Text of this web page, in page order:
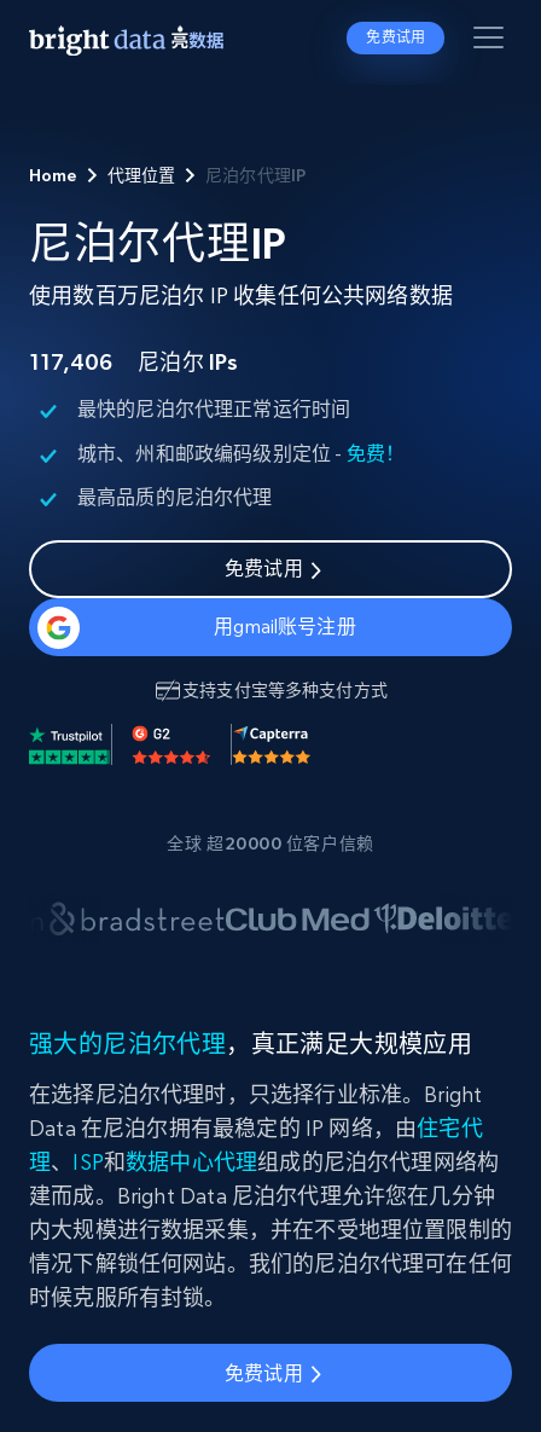
免费试用
Home 代理位置 尼泊尔代理IP
尼泊尔代理IP
使用数百万尼泊尔 IP 收集任何公共网络数据
117,406 尼泊尔 IPs
最快的尼泊尔代理正常运行时间
城市、州和邮政编码级别定位 - 免费！
最高品质的尼泊尔代理
免费试用
用gmail账号注册
支持支付宝等多种支付方式
全球 超20000 位客户信赖
强大的尼泊尔代理，真正满足大规模应用
在选择尼泊尔代理时，只选择行业标准。Bright
Data 在尼泊尔拥有最稳定的 IP 网络，由住宅代
理、 ISP和数据中心代理组成的尼泊尔代理网络构
建而成。Bright Data 尼泊尔代理允许您在几分钟
内大规模进行数据采集，并在不受地理位置限制的
情况下解锁任何网站。我们的尼泊尔代理可在任何
时候克服所有封锁。
免费试用